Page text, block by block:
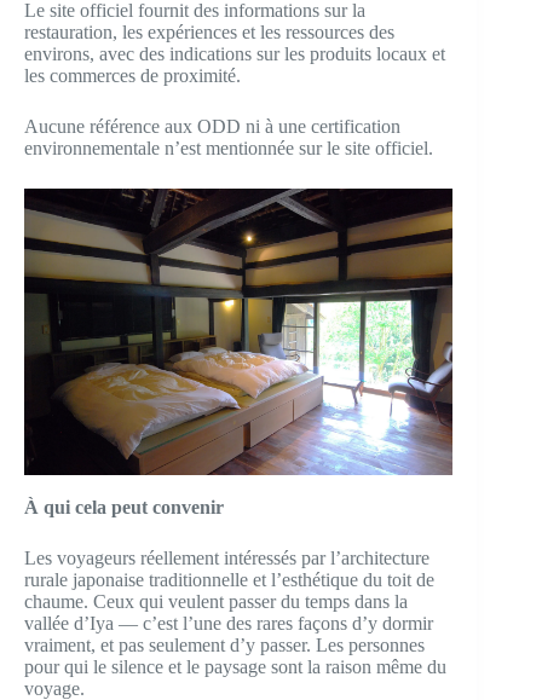
Le site officiel fournit des informations sur la
restauration, les expériences et les ressources des
environs, avec des indications sur les produits locaux et
les commerces de proximité.
Aucune référence aux ODD ni à une certification
environnementale n’est mentionnée sur le site officiel.
À qui cela peut convenir
Les voyageurs réellement intéressés par l’architecture
rurale japonaise traditionnelle et l’esthétique du toit de
chaume. Ceux qui veulent passer du temps dans la
vallée d’Iya — c’est l’une des rares façons d’y dormir
vraiment, et pas seulement d’y passer. Les personnes
pour qui le silence et le paysage sont la raison même du
voyage.